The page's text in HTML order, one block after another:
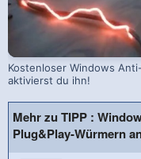
Kostenloser Windows
aktivierst du ihn!
Mehr zu TIPP :
Plug&Play-Würmern